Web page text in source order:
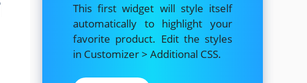
This first widget will style itself
automatically to highlight your
favorite product. Edit the styles
in Customizer > Additional CSS.